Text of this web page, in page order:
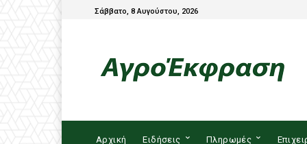
Σάββατο, 8 Αυγούστου, 2026
Αρχική Ειδήσεις Πληρωμές